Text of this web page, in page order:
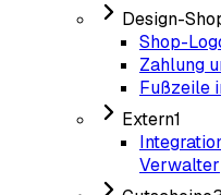
Design-
Shop-
Zahlung
Fußzeile
Extern1
Verwalter